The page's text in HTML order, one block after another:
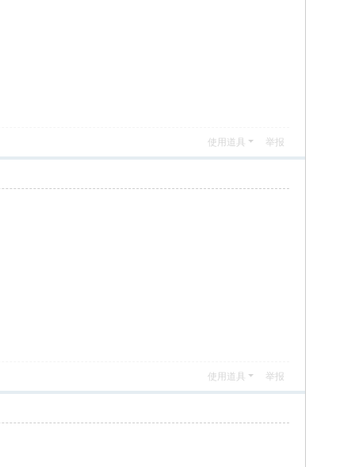
使用道具 举报
使用道具 举报